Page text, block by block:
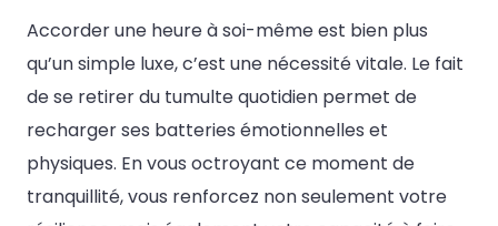
Accorder une heure à soi-même est bien plus
qu’un simple luxe, c’est une nécessité vitale. Le fait
de se retirer du tumulte quotidien permet de
recharger ses batteries émotionnelles et
physiques. En vous octroyant ce moment de
tranquillité, vous renforcez non seulement votre